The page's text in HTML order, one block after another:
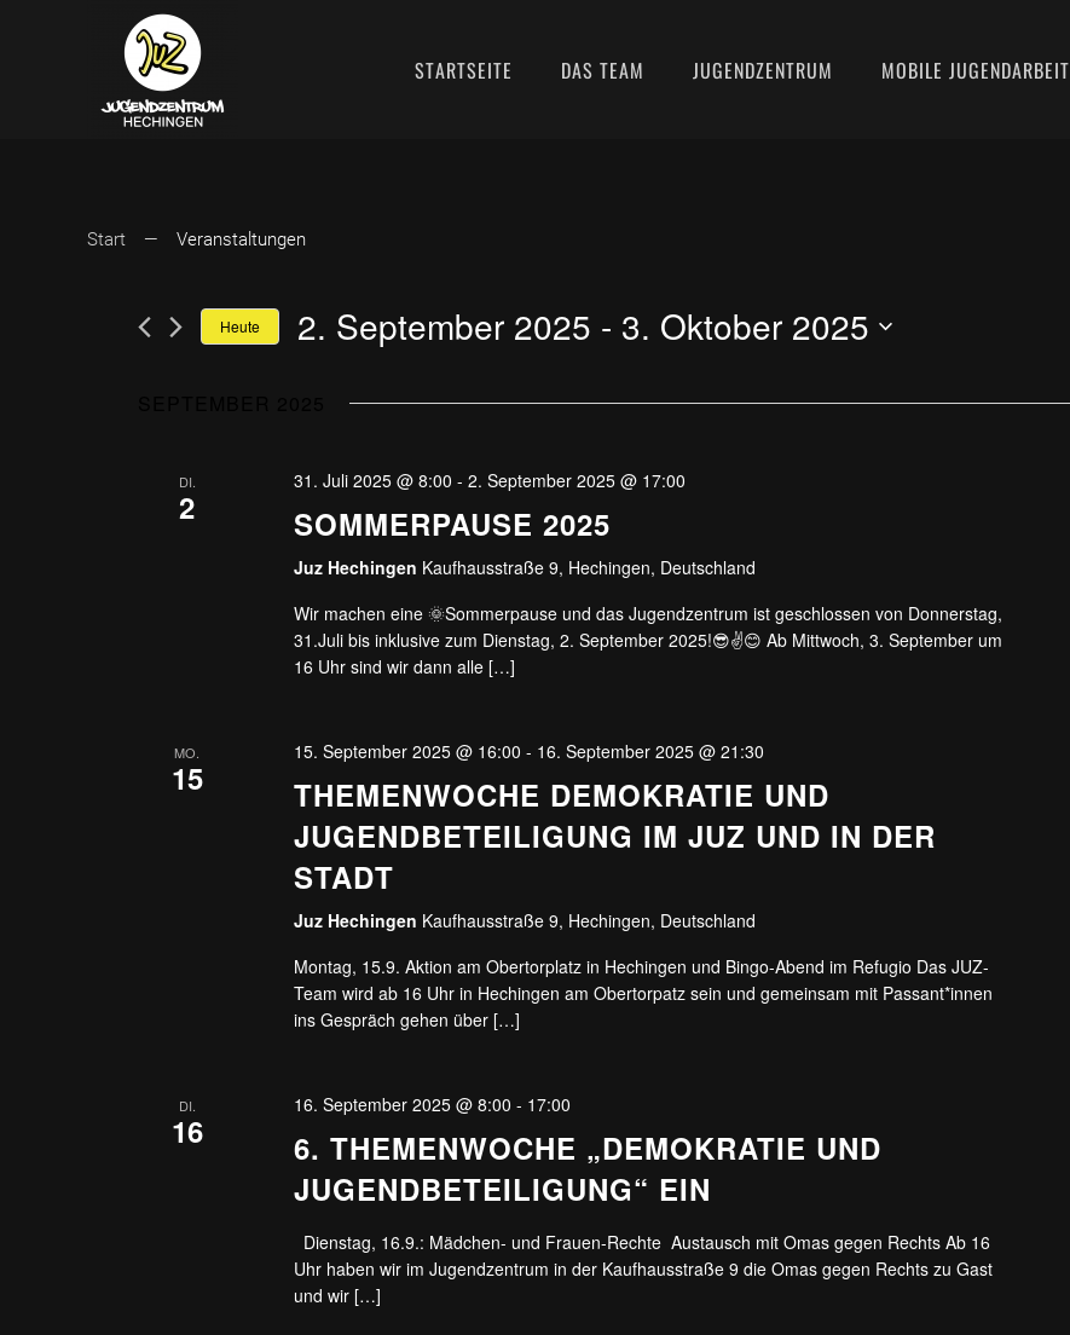
STARTSEITE DAS TEAM JUGENDZENTRUM MOBILE JUGENDARBEIT
Start Veranstaltungen
Heute 2. September 2025 - 3. Oktober 2025
DI.
2
31. Juli 2025 @ 8:00 -2. September 2025 @ 17:00
SOMMERPAUSE 2025
Juz Hechingen Kaufhausstraße 9, Hechingen, Deutschland
Wir machen eine 🌞Sommerpause und das Jugendzentrum ist geschlossen von Donnerstag,
31.Juli bis inklusive zum Dienstag, 2. September 2025!😎✌️😊 Ab Mittwoch, 3. September um
16 Uhr sind wir dann alle […]
MO.
15
15. September 2025 @ 16:00 - 16. September 2025 @ 21:30
THEMENWOCHE DEMOKRATIE UND
JUGENDBETEILIGUNG IM JUZ UND IN DER
STADT
Juz Hechingen Kaufhausstraße 9, Hechingen, Deutschland
Montag, 15.9. Aktion am Obertorplatz in Hechingen und Bingo-Abend im Refugio Das JUZ-
Team wird ab 16 Uhr in Hechingen am Obertorpatz sein und gemeinsam mit Passant*innen
ins Gespräch gehen über […]
DI.
16
16. September 2025 @ 8:00 - 17:00
6. THEMENWOCHE „DEMOKRATIE UND
JUGENDBETEILIGUNG“ EIN
Dienstag, 16.9.: Mädchen- und Frauen-Rechte Austausch mit Omas gegen Rechts Ab 16
Uhr haben wir im Jugendzentrum in der Kaufhausstraße 9 die Omas gegen Rechts zu Gast
und wir […]